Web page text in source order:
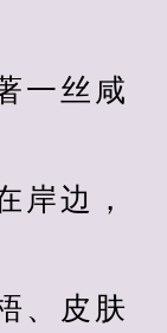
一丝咸
边，
、皮肤